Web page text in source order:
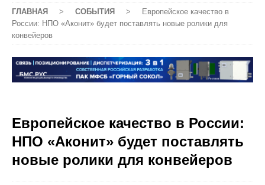
ГЛАВНАЯ > СОБЫТИЯ >
Европейское качество в
России: НПО «Аконит» будет поставлять новые ролики для
конвейеров
Европейское качество в России:
НПО «Аконит» будет поставлять
новые ролики для конвейеров